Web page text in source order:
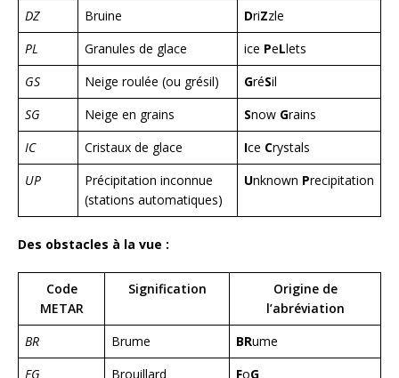
DZ
Bruine DriZzle
PL
Granules de glace ice PeLlets
GS
Neige roulée (ou grésil) GréSil
SG
Neige en grains Snow Grains
IC
Cristaux de glace Ice Crystals
UP
Précipitation inconnue
(stations automatiques)
Unknown Precipitation
Des obstacles à la vue :
Code
METAR
Signification
Origine de
l’abréviation
BR
Brume BRume
FG
Brouillard FoG